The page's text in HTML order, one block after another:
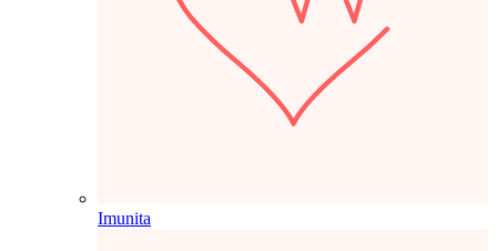
Imunita